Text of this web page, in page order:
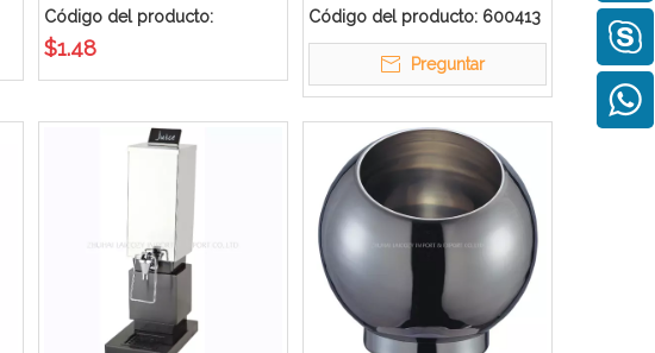
Código del producto:
$1.48
Código del producto: 600413
Preguntar